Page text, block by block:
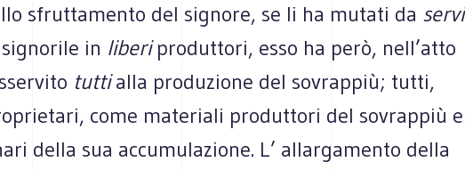
sfruttamento del signore, se li ha mutati da servi
in liberiproduttori, esso ha però, nell’atto
tuttialla produzione del sovrappiù; tutti,
come materiali produttori del sovrappiù e
della sua accumulazione. L’ allargamento della